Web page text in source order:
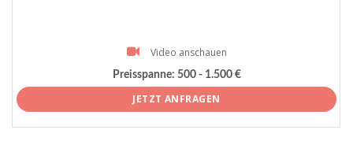
Video anschauen
Preisspanne: 500 - 1.500 €
JETZT ANFRAGEN